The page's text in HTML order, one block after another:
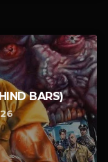
BARS)